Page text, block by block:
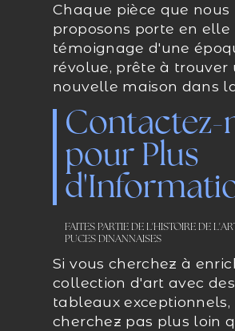
Chaque pièce que nous
proposons porte en elle
témoignage d'une
révolue, prête à trouver
nouvelle maison dans
Contactez-
pour Plus
FAITES PARTIE DE L'HISTOIRE DE
PUCES DINANNAISES
Si vous cherchez à
collection d'art avec des
tableaux exceptionnels,
cherchez pas plus loin